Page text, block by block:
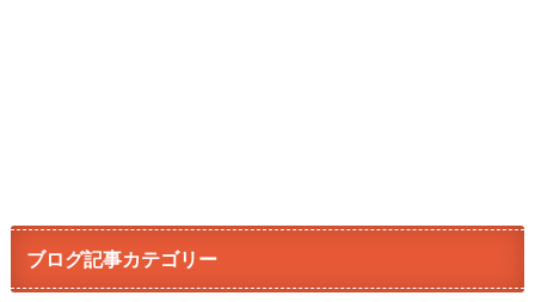
ブログ記事カテゴリー